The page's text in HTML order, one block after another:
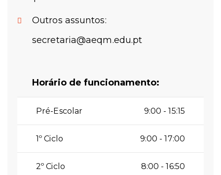
Outros assuntos:
secretaria@aeqm.edu.pt
Horário de funcionamento:
Pré-Escolar 9:00 - 15:15
1º Ciclo 9:00 - 17:00
2º Ciclo 8:00 - 16:50